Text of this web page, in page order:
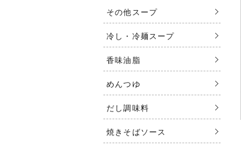
その他スープ
冷し・冷麺スープ
香味油脂
めんつゆ
だし調味料
焼きそばソース